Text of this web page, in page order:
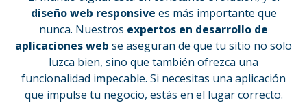
diseño web responsive es más importante que
nunca. Nuestros expertos en desarrollo de
aplicaciones web se aseguran de que tu sitio no solo
luzca bien, sino que también ofrezca una
funcionalidad impecable. Si necesitas una aplicación
que impulse tu negocio, estás en el lugar correcto.